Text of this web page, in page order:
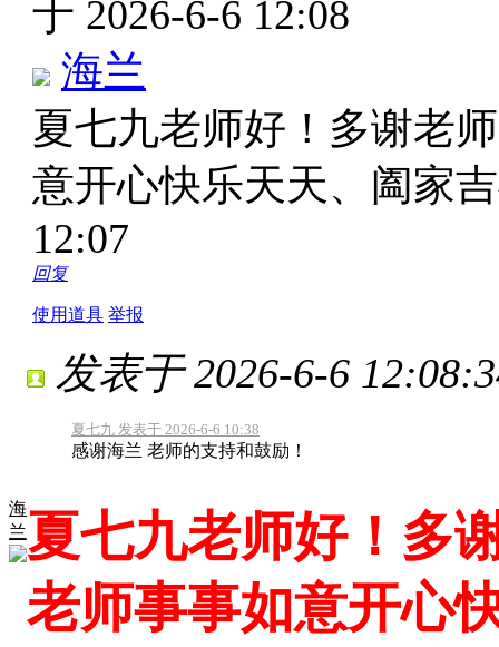
于 2026-6-6 12:08
海兰
夏七九老师好！多谢老
意开心快乐天天、阖家
12:07
回复
使用道具 举报
海
兰
发表于 2026-6-6
夏七九 发表于 2026-6-6 10:38
感谢海兰 老师的支持和鼓励！
夏七九老师好！多
老师事事如意开心